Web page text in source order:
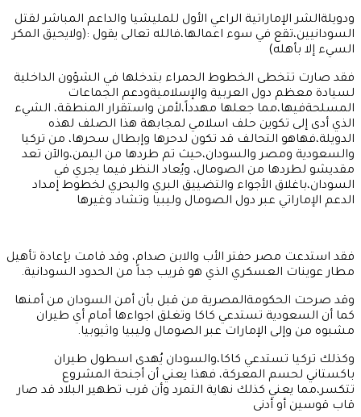
ودويلةالشر الإماراتية الراعي الأول للمليشيا والداعم المباشر لقتل
السودانيين،تقع في سوء اعمالها،فالله تعالى يقول :(ولايحيق المكر
السيء إلا بأهله)
فقد صارت تتخطى الخطوط الحمراء بتدخلها في الشؤون الداخلية
لسيادة معظم دول العربية والإسلاميةودعم الجماعات
المسلحةفيها،مما جعلها مهدداً،لأمن واستقرار المنطقة، الشيء
الذي أدى إلى تكوين حلف اسلامي لمجابهة هذا الصلف لهذه
الدويلة،فهاهو التحالف قد تكون لدحرها وإبطال سحرها، من تركيا
والسعودية ومصر والسودان،حيث تم طردها من اليمن،والآن تعد
مقديشو لطردها من الصومال، ويُعاد النظر فيما يجري في
السودان،باغلاق الأجواء والتضييق البري والبحري لخطوط إمداد
الدعم الإماراتي عبر دول الصومال وليبيا وتشاد وغيرها
فقد استدعت مصر حفتر الأب والابن صدام، وقد قامت بإعادة تأهيل
مطار عوينات العسكري الذي هو قريب جداً من الحدود السودانية.
وقد صرحت الحكومةالمصرية من قبل بأن أمن السودان من أمنها
كما أن السعودية تستدعي كاكا وتغلق اجواءها أمام أي طيران
مشبوه من وإلى الإمارات عبر الصومال وليبيا واثيوبيا.
وكذلك تركيا تستدعي كاكا،والسودان يُهدى اسطول طيران
باكستاني لحسم المعركة، فهذا يعني أن أجنحة المشروع
تتكسر،مما يعني كذلك نهاية التمرد وأن قرب تطهير البلاد قد صار
قاب قوسين أو أدنى